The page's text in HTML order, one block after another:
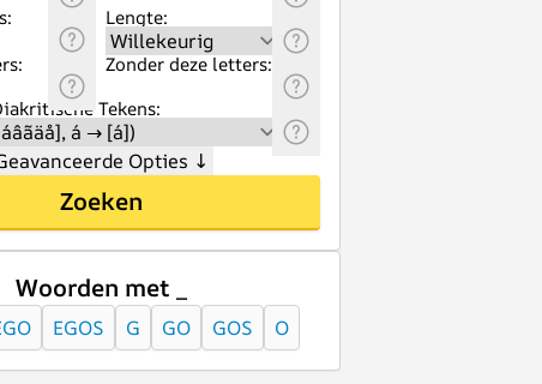
Lengte:
Zonder deze letters:
Tekens:
Opties ↓
Zoeken
Woorden met _
EGOS G GO GOS O